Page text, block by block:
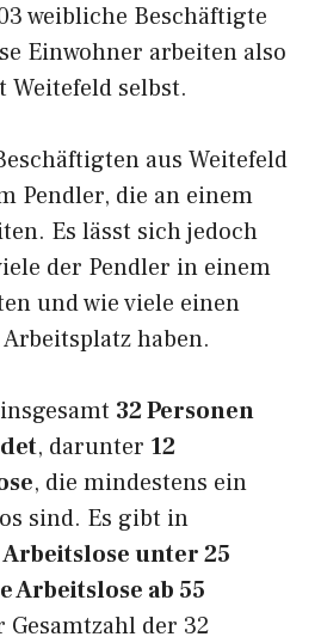
weibliche Beschäftigte
Einwohner arbeiten also
selbst.
aus Weitefeld
Pendler, die an einem
Es lässt sich jedoch
der Pendler in einem
und wie viele einen
haben.
32 Personen
, darunter 12
, die mindestens ein
sind. Es gibt in
Arbeitslose unter 25
Arbeitslose ab 55
Gesamtzahl der 32